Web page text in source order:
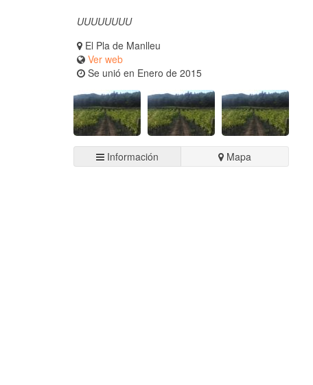
UUUUUUUU
El Pla de Manlleu
Ver web
Se unió en Enero de 2015
Información Mapa